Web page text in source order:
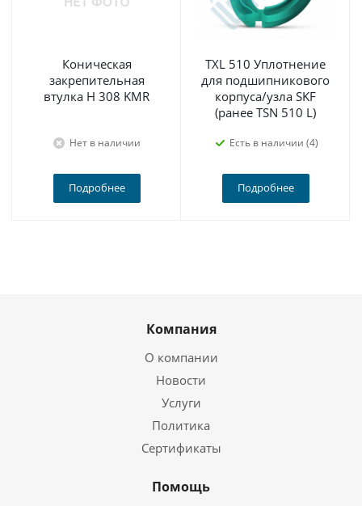
Коническая
закрепительная
втулка H 308 KMR
Нет в наличии
Подробнее
TXL 510 Уплотнение
для подшипникового
корпуса/узла SKF
(ранее TSN 510 L)
Есть в наличии (4)
Подробнее
Компания
О компании
Новости
Услуги
Политика
Сертификаты
Помощь